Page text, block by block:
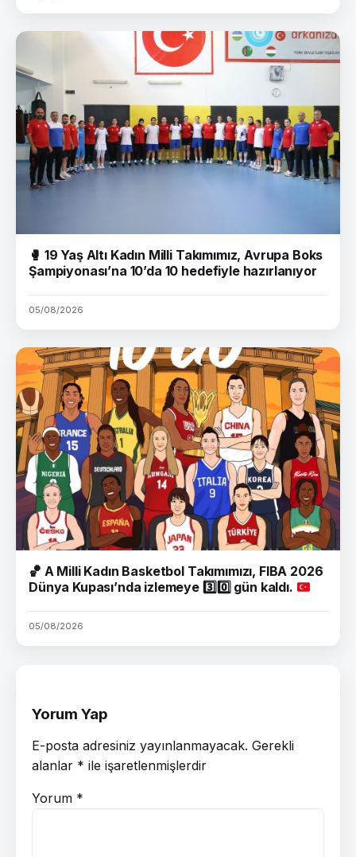
🥊 19 Yaş Altı Kadın Milli Takımımız, Avrupa Boks
Şampiyonası’na 10’da 10 hedefiyle hazırlanıyor
05/08/2026
🏀 A Milli Kadın Basketbol Takımımızı, FIBA 2026
Dünya Kupası’nda izlemeye 3️⃣0️⃣gün kaldı.
05/08/2026
Yorum Yap
E-posta adresiniz yayınlanmayacak. Gerekli
alanlar * ile işaretlenmişlerdir
Yorum *